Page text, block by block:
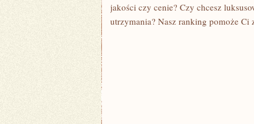
jakości czy cenie? Czy chcesz
utrzymania? Nasz ranking pomoże Ci